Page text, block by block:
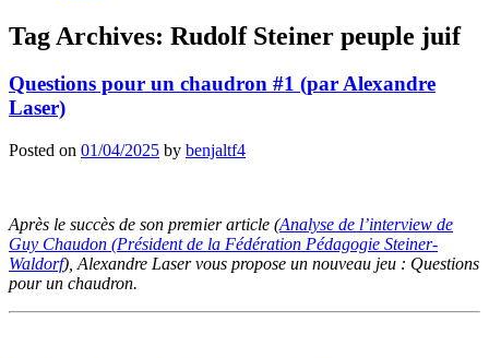
Tag Archives: Rudolf Steiner peuple juif
Questions pour un chaudron #1 (par Alexandre
Laser)
Posted on 01/04/2025 by benjaltf4
Après le succès de son premier article (Analyse de l’interview de
Guy Chaudon (Président de la Fédération Pédagogie Steiner-
Waldorf), Alexandre Laser vous propose un nouveau jeu : Questions
pour un chaudron.